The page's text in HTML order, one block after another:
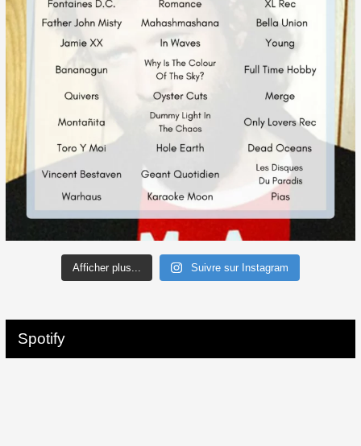
Afficher plus... Suivre sur Instagram
Spotify